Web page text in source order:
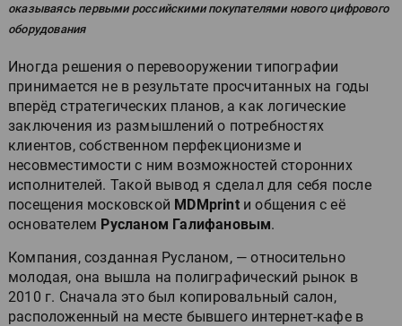
оказываясь первыми российскими покупателями нового цифрового
оборудования
Иногда решения о перевооружении типографии
принимается не в результате просчитанных на годы
вперёд стратегических планов, а как логические
заключения из размышлений о потребностях
клиентов, собственном перфекционизме и
несовместимости с ним возможностей сторонних
исполнителей. Такой вывод я сделал для себя после
посещения московской MDMprintи общения с её
основателем Русланом Галифановым.
Компания, созданная Русланом, — относительно
молодая, она вышла на полиграфический рынок в
2010 г. Сначала это был копировальный салон,
расположенный на месте бывшего интернет-кафе в